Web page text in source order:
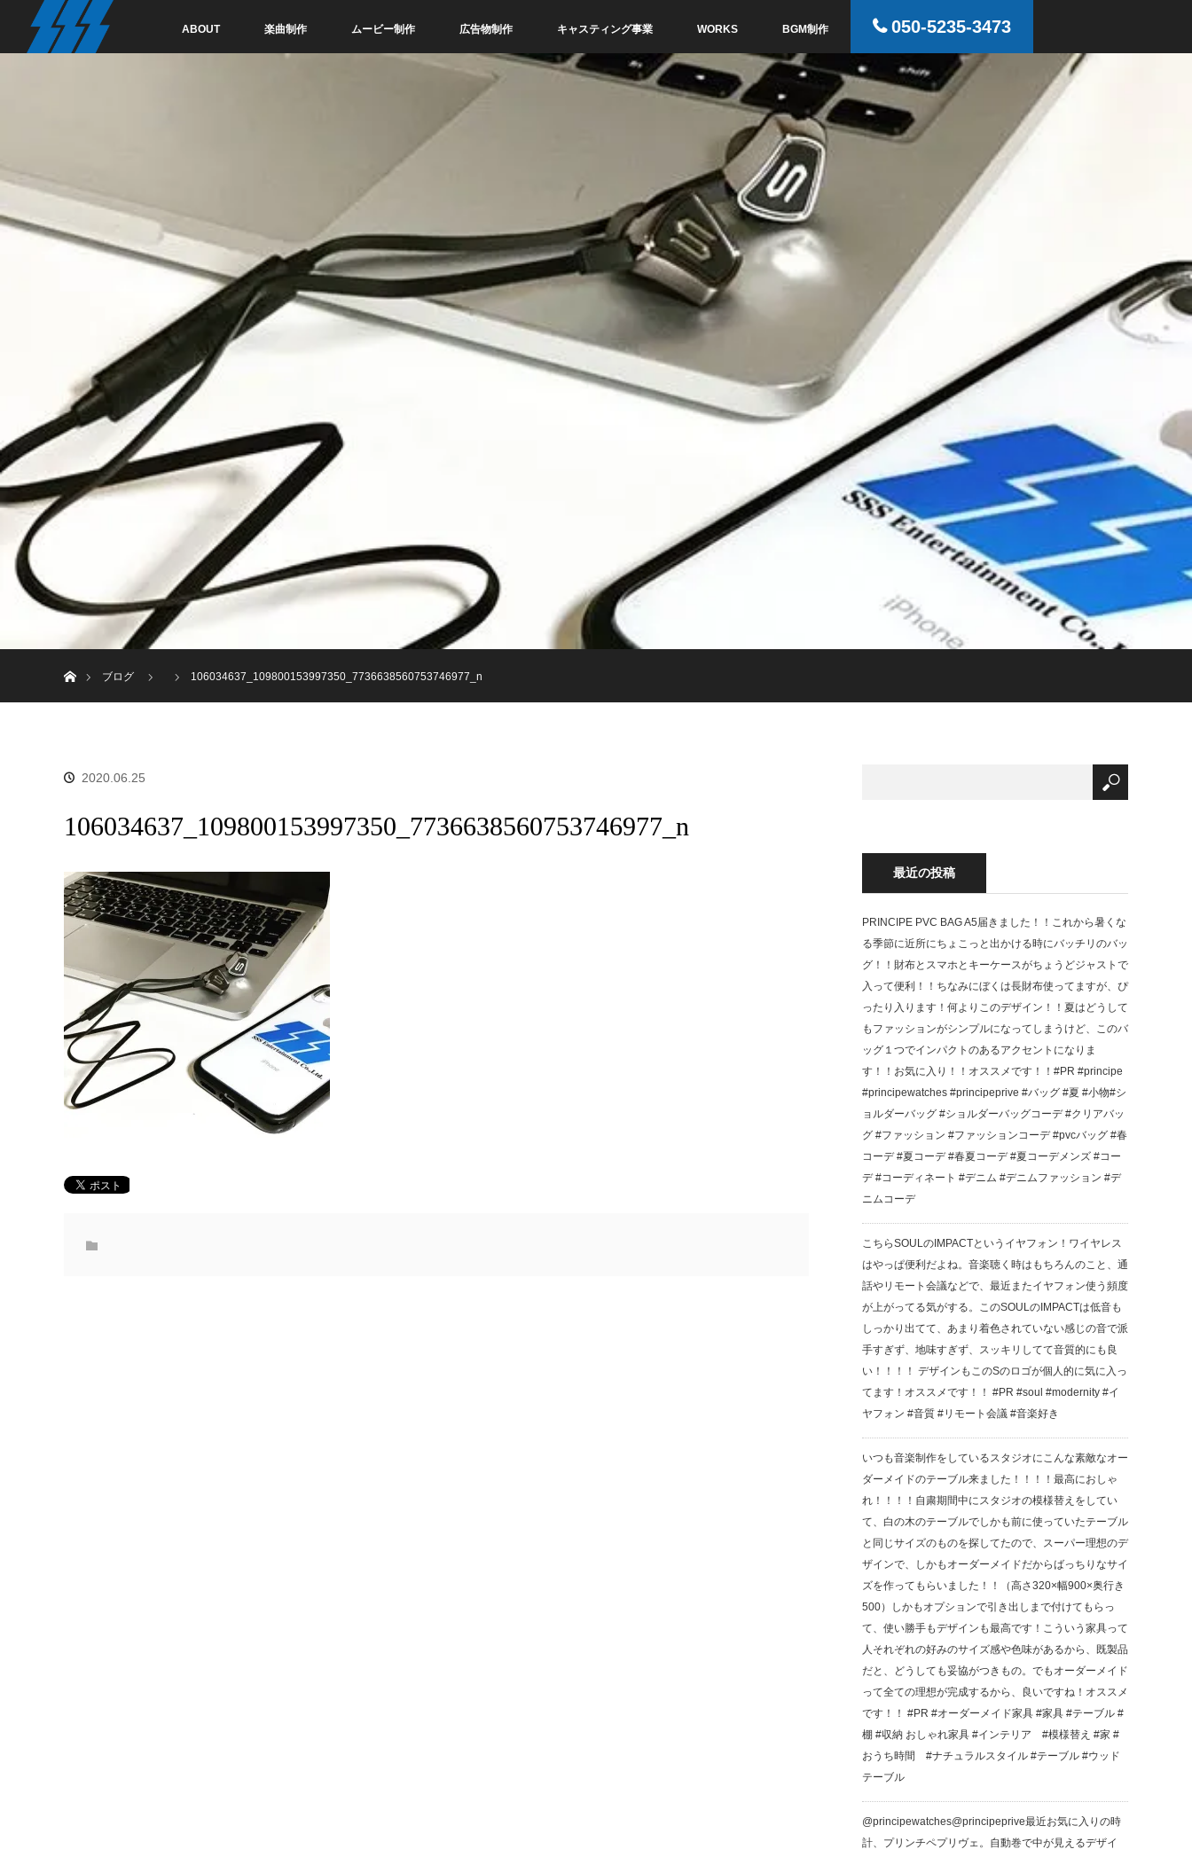
ABOUT 楽曲制作 ムービー制作 広告物制作 キャスティング事業 WORKS BGM制作 050-5235-3473
ブログ
106034637_109800153997350_7736638560753746977_n
2020.06.25
106034637_109800153997350_7736638560753746977_n
最近の投稿
PRINCIPE PVC BAG A5 届きました！！ これから暑くな
る季節に近所にちょこっと出かける時にバッチリのバッ
グ！！ 財布とスマホとキーケースがちょうどジャストで
入って便利！！ちなみにぼくは長財布使ってますが、ぴ
ったり入ります！ 何よりこのデザイン！！ 夏はどうして
もファッションがシンプルになってしまうけど、このバ
ッグ１つでインパクトのあるアクセントになりま
す！！ お気に入り！！ オススメです！！ #PR #principe
#principewatches #principeprive #バッグ #夏 #小物 #シ
ョルダーバッグ #ショルダーバッグコーデ #クリアバッ
グ #ファッション #ファッションコーデ #pvcバッグ #春
コーデ #夏コーデ #春夏コーデ #夏コーデメンズ #コー
デ #コーディネート #デニム #デニムファッション #デ
ニムコーデ
こちらSOULのIMPACTというイヤフォン！ワイヤレス
はやっぱ便利だよね。音楽聴く時はもちろんのこと、通
話やリモート会議などで、最近またイヤフォン使う頻度
が上がってる気がする。このSOULのIMPACTは低音も
しっかり出てて、あまり着色されていない感じの音で派
手すぎず、地味すぎず、スッキリしてて音質的にも良
い！！！！ デザインもこのSのロゴが個人的に気に入っ
てます！オススメです！！ #PR #soul #modernity #イ
ヤフォン #音質 #リモート会議 #音楽好き
いつも音楽制作をしているスタジオにこんな素敵なオー
ダーメイドのテーブル来ました！！！！最高におしゃ
れ！！！！自粛期間中にスタジオの模様替えをしてい
て、白の木のテーブルでしかも前に使っていたテーブル
と同じサイズのものを探してたので、スーパー理想のデ
ザインで、しかもオーダーメイドだからばっちりなサイ
ズを作ってもらいました！！（高さ320×幅900×奥行き
500）しかもオプションで引き出しまで付けてもらっ
て、使い勝手もデザインも最高です！こういう家具って
人それぞれの好みのサイズ感や色味があるから、既製品
だと、どうしても妥協がつきもの。でもオーダーメイド
って全ての理想が完成するから、良いですね！オススメ
です！！ #PR #オーダーメイド家具 #家具 #テーブル #
棚 #収納 おしゃれ家具 #インテリア #模様替え #家 #
おうち時間 #ナチュラルスタイル #テーブル #ウッド
テーブル
@principewatches @principeprive 最近お気に入りの時
計、プリンチペプリヴェ。 自動巻で中が見えるデザイ